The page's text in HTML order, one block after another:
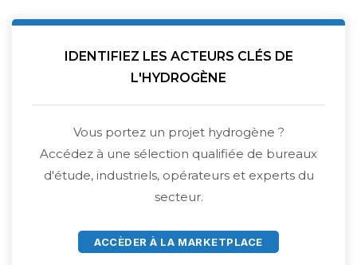
IDENTIFIEZ LES ACTEURS CLÉS DE
L'HYDROGÈNE
Vous portez un projet hydrogène ?
Accédez à une sélection qualifiée de bureaux
d'étude, industriels, opérateurs et experts du
secteur.
ACCÈDER À LA MARKETPLACE